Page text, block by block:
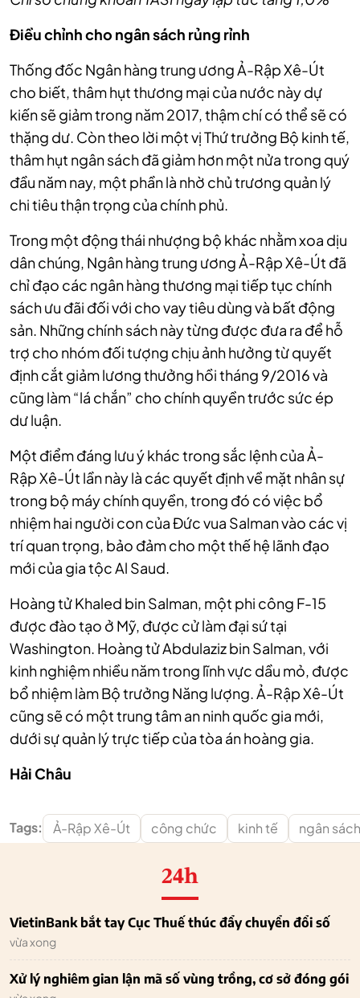
Điều chỉnh cho ngân sách rủng rỉnh
Thống đốc Ngân hàng trung ương Ả-Rập Xê-Út
cho biết, thâm hụt thương mại của nước này dự
kiến sẽ giảm trong năm 2017, thậm chí có thể sẽ có
thặng dư. Còn theo lời một vị Thứ trưởng Bộ kinh tế,
thâm hụt ngân sách đã giảm hơn một nửa trong quý
đầu năm nay, một phần là nhờ chủ trương quản lý
chi tiêu thận trọng của chính phủ.
Trong một động thái nhượng bộ khác nhằm xoa dịu
dân chúng, Ngân hàng trung ương Ả-Rập Xê-Út đã
chỉ đạo các ngân hàng thương mại tiếp tục chính
sách ưu đãi đối với cho vay tiêu dùng và bất động
sản. Những chính sách này từng được đưa ra để hỗ
trợ cho nhóm đối tượng chịu ảnh hưởng từ quyết
định cắt giảm lương thưởng hồi tháng 9/2016 và
cũng làm “lá chắn” cho chính quyền trước sức ép
dư luận.
Một điểm đáng lưu ý khác trong sắc lệnh của Ả-
Rập Xê-Út lần này là các quyết định về mặt nhân sự
trong bộ máy chính quyền, trong đó có việc bổ
nhiệm hai người con của Đức vua Salman vào các vị
trí quan trọng, bảo đảm cho một thế hệ lãnh đạo
mới của gia tộc Al Saud.
Hoàng tử Khaled bin Salman, một phi công F-15
được đào tạo ở Mỹ, được cử làm đại sứ tại
Washington. Hoàng tử Abdulaziz bin Salman, với
kinh nghiệm nhiều năm trong lĩnh vực dầu mỏ, được
bổ nhiệm làm Bộ trưởng Năng lượng. Ả-Rập Xê-Út
cũng sẽ có một trung tâm an ninh quốc gia mới,
dưới sự quản lý trực tiếp của tòa án hoàng gia.
Hải Châu
Tags: Ả-Rập Xê-Út công chức kinh tế ngân sách
24h
VietinBank bắt tay Cục Thuế thúc đẩy chuyển đổi số
vừa xong
Xử lý nghiêm gian lận mã số vùng trồng, cơ sở đóng gói